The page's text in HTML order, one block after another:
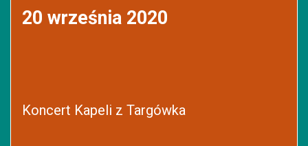
20 września 2020
Koncert Kapeli z Targówka